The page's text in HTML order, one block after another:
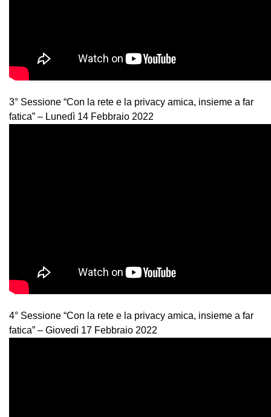
3° Sessione “Con la rete e la privacy amica, insieme a far
fatica” – Lunedì 14 Febbraio 2022
4° Sessione “Con la rete e la privacy amica, insieme a far
fatica” – Giovedì 17 Febbraio 2022